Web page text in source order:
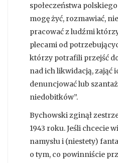
społeczeństwa
mogę żyć, rozmawiać,
pracować z ludźmi
plecami od
którzy potrafili przejść
nad ich likwidacją, zająć
denuncjować lub
niedobitków”.
Bychowski zginął
1943 roku. Jeśli chcecie
namysłu i (niestety)
o tym, co powinniście